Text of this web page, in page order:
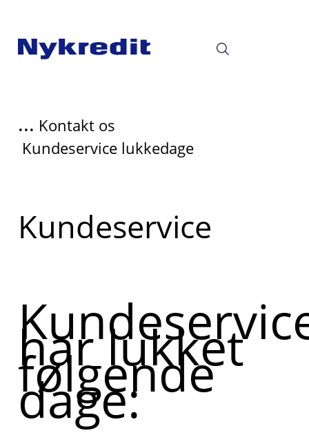
... Kontakt os
Kundeservice lukkedage
Læs
mere
Kundeservice
har lukket
følgende
dage: